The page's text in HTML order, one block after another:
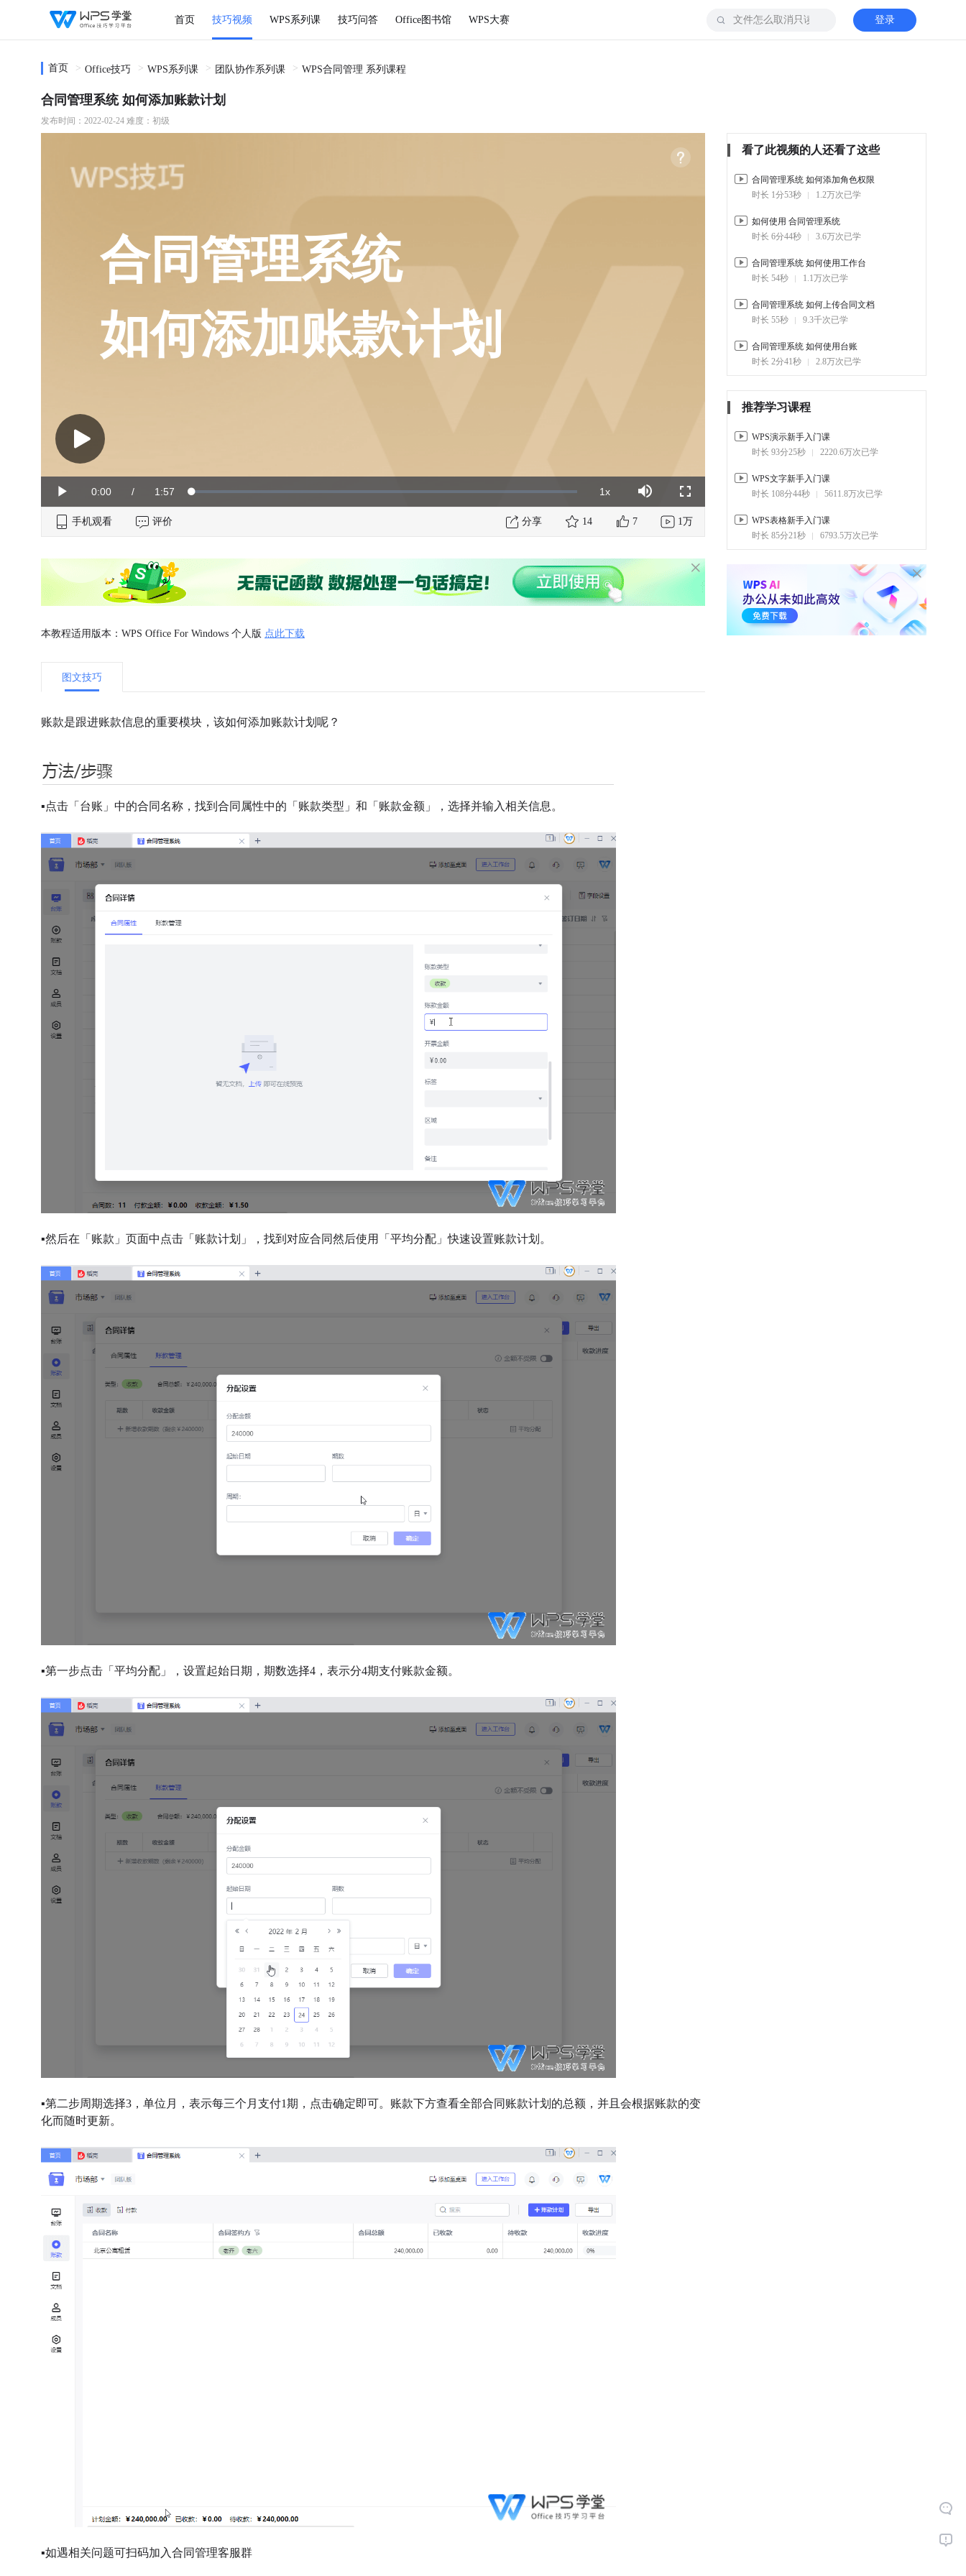
首页 技巧视频 WPS系列课 技巧问答 Office图书馆 WPS大赛 登录
首页 Office技巧 WPS系列课 团队协作系列课 WPS合同管理 系列课程
合同管理系统 如何添加账款计划
发布时间：2022-02-24 难度：初级
Play Current
Time
0:00 / Duration
1:57 Loaded:
0%
1xPlayback
Rate
Mute Fullscreen
合同管理系统
如何添加账款计划
手机观看 评价 分享 14 7 1万
本教程适用版本：WPS Office For Windows 个人版 点此下载
图文技巧
账款是跟进账款信息的重要模块，该如何添加账款计划呢？
▪点击「台账」中的合同名称， 找到合同属性中的「账款类型」和「账款金额」，选择并输入相关信息。
▪然后在「账款」页面中点击 「账款计划」， 找到 对应合同然后使用「平均分配」快速设置账款计划。
▪第一步点击「平均分配」，设置起始日期，期数选择4，表示分4期支付账款金额。
▪第二步周期选择3，单位月，表示每三个月支付1期， 点击确定即可。 账款下方查看全部合同账款计划的总额，并且会根据账款的变
化而随时更新。
▪如遇相关问题可扫码加入合同管理客服群
看了此视频的人还看了这些
合同管理系统 如何添加角色权限
时长 1分53秒
1.2万次已学
如何使用 合同管理系统
时长 6分44秒
3.6万次已学
合同管理系统 如何使用工作台
时长 54秒
1.1万次已学
合同管理系统 如何上传合同文档
时长 55秒
9.3千次已学
合同管理系统 如何使用台账
时长 2分41秒
2.8万次已学
推荐学习课程
WPS演示新手入门课
时长 93分25秒
2220.6万次已学
WPS文字新手入门课
时长 108分44秒
5611.8万次已学
WPS表格新手入门课
时长 85分21秒
6793.5万次已学